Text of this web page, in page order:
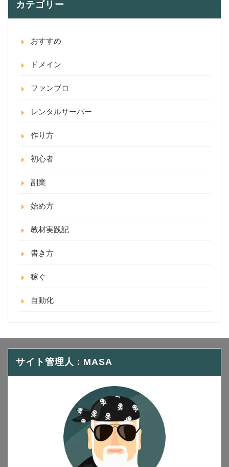
カテゴリー
おすすめ
ドメイン
ファンブロ
レンタルサーバー
作り方
初心者
副業
始め方
教材実践記
書き方
稼ぐ
自動化
サイト管理人：MASA